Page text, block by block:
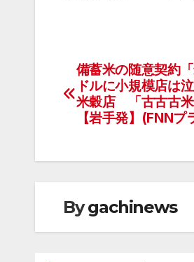
投
稿
ナ
ビ
ー
備蓄米の随意契約
ドルに小規模店は
米穀店 「古古古米
【岩手発】(FNN
Bygachinews